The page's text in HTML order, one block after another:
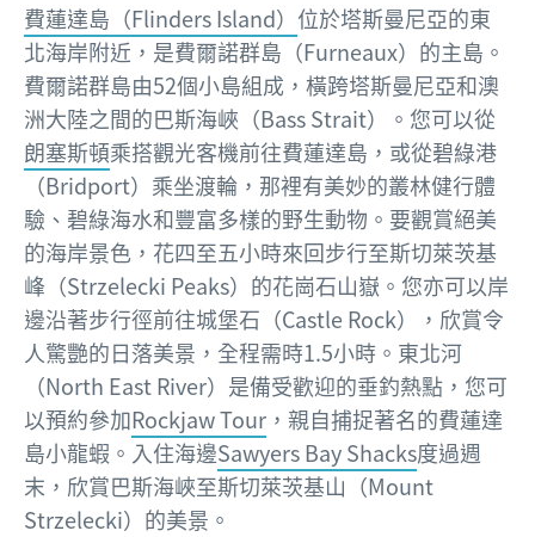
費蓮達島（Flinders Island） 位於塔斯曼尼亞的東
北海岸附近，是費爾諾群島（Furneaux）的主島。
費爾諾群島由52個小島組成，橫跨塔斯曼尼亞和澳
洲大陸之間的巴斯海峽（Bass Strait）。您可以從
朗塞斯頓乘搭觀光客機前往費蓮達島，或從碧綠港
（Bridport）乘坐渡輪，那裡有美妙的叢林健行體
驗、碧綠海水和豐富多樣的野生動物。要觀賞絕美
的海岸景色，花四至五小時來回步行至斯切萊茨基
峰（Strzelecki Peaks）的花崗石山嶽。您亦可以岸
邊沿著步行徑前往城堡石（Castle Rock），欣賞令
人驚艷的日落美景，全程需時1.5小時。東北河
（North East River）是備受歡迎的垂釣熱點，您可
以預約參加Rockjaw Tour ，親自捕捉著名的費蓮達
島小龍蝦。入住海邊Sawyers Bay Shacks度過週
末，欣賞巴斯海峽至斯切萊茨基山（Mount
Strzelecki）的美景。